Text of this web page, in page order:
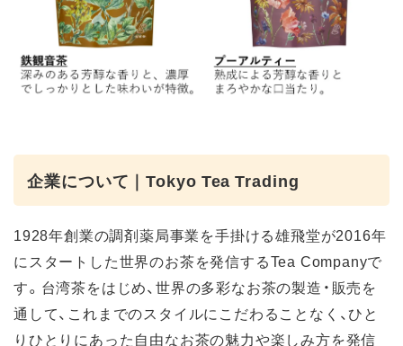
企業について｜Tokyo Tea Trading
1928年創業の調剤薬局事業を手掛ける雄飛堂が2016年
にスタートした世界のお茶を発信するTea Companyで
す。台湾茶をはじめ、世界の多彩なお茶の製造・販売を
通して、これまでのスタイルにこだわることなく、ひと
りひとりにあった自由なお茶の魅力や楽しみ方を発信